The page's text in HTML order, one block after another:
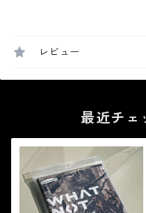
レビュー
最近チェ